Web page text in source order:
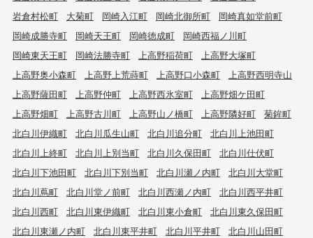
岩倉村松町
大菊町 岡崎入江町 岡崎北御所町
岡崎真如堂前町
岡崎成勝寺町
岡崎天王町 岡崎徳成町
岡崎西福ノ川町
岡崎東天王町
岡崎法勝寺町 上高野稲荷町
上高野大塚町
上高野奥小森町
上高野上荒蒔町 上高野口小森町
上高野西明寺山
上高野薩田町
上高野仲町 上高野西氷室町
上高野畑ケ田町
上高野畑町
上高野古川町 上高野山ノ橋町 上高野隣好町
菊鉾町
北白川伊織町
北白川瓜生山町 北白川追分町
北白川上池田町
北白川上終町
北白川上別当町 北白川久保田町
北白川仕伏町
北白川下池田町
北白川下別当町 北白川瀬ノ内町
北白川大堂町
北白川蔦町
北白川堂ノ前町 北白川西瀬ノ内町
北白川西平井町
北白川西町
北白川東伊織町 北白川東小倉町
北白川東久保田町
北白川東瀬ノ内町
北白川東平井町 北白川平井町
北白川山田町